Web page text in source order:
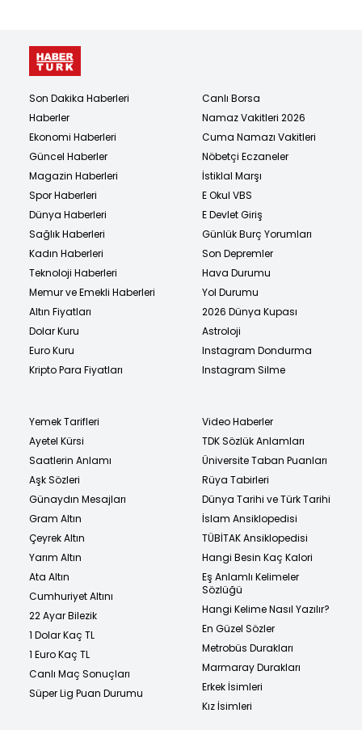
Son Dakika Haberleri
Haberler
Ekonomi Haberleri
Güncel Haberler
Magazin Haberleri
Spor Haberleri
Dünya Haberleri
Sağlık Haberleri
Kadın Haberleri
Teknoloji Haberleri
Memur ve Emekli Haberleri
Altın Fiyatları
Dolar Kuru
Euro Kuru
Kripto Para Fiyatları
Canlı Borsa
Namaz Vakitleri 2026
Cuma Namazı Vakitleri
Nöbetçi Eczaneler
İstiklal Marşı
E Okul VBS
E Devlet Giriş
Günlük Burç Yorumları
Son Depremler
Hava Durumu
Yol Durumu
2026 Dünya Kupası
Astroloji
Instagram Dondurma
Instagram Silme
Yemek Tarifleri
Ayetel Kürsi
Saatlerin Anlamı
Aşk Sözleri
Günaydın Mesajları
Gram Altın
Çeyrek Altın
Yarım Altın
Ata Altın
Cumhuriyet Altını
22 Ayar Bilezik
1 Dolar Kaç TL
1 Euro Kaç TL
Canlı Maç Sonuçları
Süper Lig Puan Durumu
Video Haberler
TDK Sözlük Anlamları
Üniversite Taban Puanları
Rüya Tabirleri
Dünya Tarihi ve Türk Tarihi
İslam Ansiklopedisi
TÜBİTAK Ansiklopedisi
Hangi Besin Kaç Kalori
Eş Anlamlı Kelimeler
Sözlüğü
Hangi Kelime Nasıl Yazılır?
En Güzel Sözler
Metrobüs Durakları
Marmaray Durakları
Erkek İsimleri
Kız İsimleri